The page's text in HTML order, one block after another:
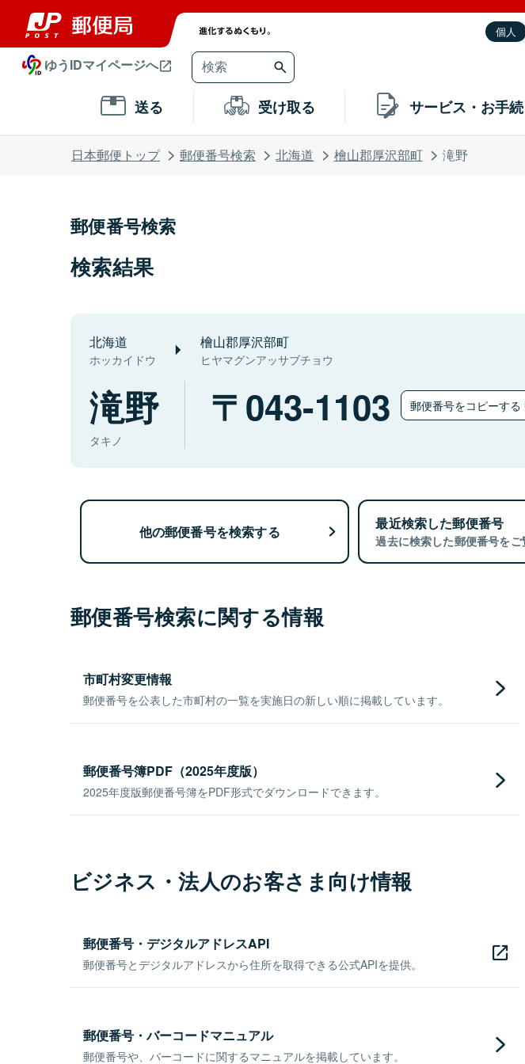
個人
ゆうIDマイページへ
送る 受け取る サービス・お手
日本郵便トップ 郵便番号検索 北海道 檜山郡厚沢部町 滝野
郵便番号検索
検索結果
北海道
ホッカイドウ
檜山郡厚沢部町
ヒヤマグンアッサブチョウ
滝野
タキノ
043-1103 郵便番号をコピーする
他の郵便番号を検索する 最近検索した郵便番号
過去に検索した郵便番号をご
郵便番号検索に関する情報
市町村変更情報
郵便番号を公表した市町村の一覧を実施日の新しい順に掲載しています。
郵便番号簿PDF（2025年度版）
2025年度版郵便番号簿をPDF形式でダウンロードできます。
ビジネス・法人のお客さま向け情報
郵便番号・デジタルアドレスAPI
郵便番号とデジタルアドレスから住所を取得できる公式APIを提供。
郵便番号・バーコードマニュアル
郵便番号や、バーコードに関するマニュアルを掲載しています。